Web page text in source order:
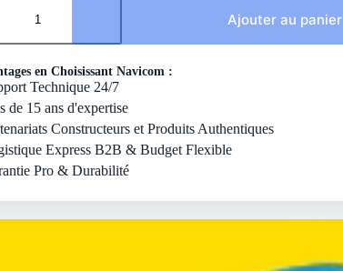
Ajouter au panier
en Choisissant Navicom :
Technique 24/7
de 15 ans d'expertise
Constructeurs et Produits Authentiques
Express B2B & Budget Flexible
Pro & Durabilité